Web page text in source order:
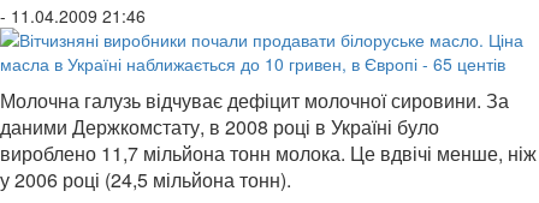
- 11.04.2009 21:46
Молочна галузь відчуває дефіцит молочної сировини. За
даними Держкомстату, в 2008 році в Україні було
вироблено 11,7 мільйона тонн молока. Це вдвічі менше, ніж
у 2006 році (24,5 мільйона тонн).